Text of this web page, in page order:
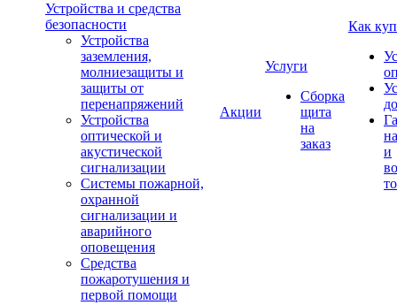
Устройства и средства
безопасности
Устройства
заземления,
молниезащиты и
защиты от
перенапряжений
Устройства
оптической и
акустической
сигнализации
Системы пожарной,
охранной
сигнализации и
аварийного
оповещения
Средства
пожаротушения и
первой помощи
Акции
Услуги
Сборка
щита
на
заказ
Как
и